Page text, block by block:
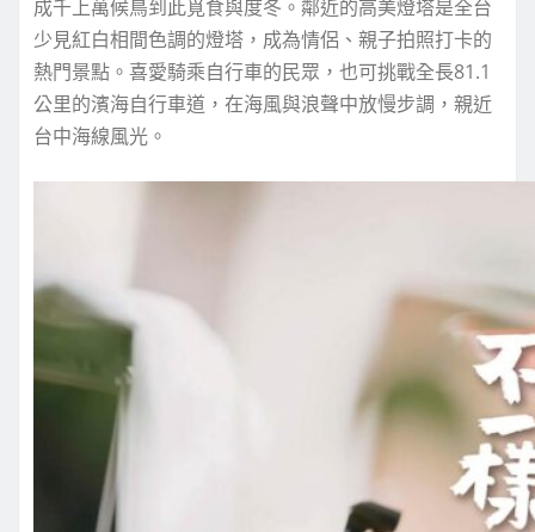
成千上萬候鳥到此覓食與度冬。鄰近的高美燈塔是全台
少見紅白相間色調的燈塔，成為情侶、親子拍照打卡的
熱門景點。喜愛騎乘自行車的民眾，也可挑戰全長81.1
公里的濱海自行車道，在海風與浪聲中放慢步調，親近
台中海線風光。